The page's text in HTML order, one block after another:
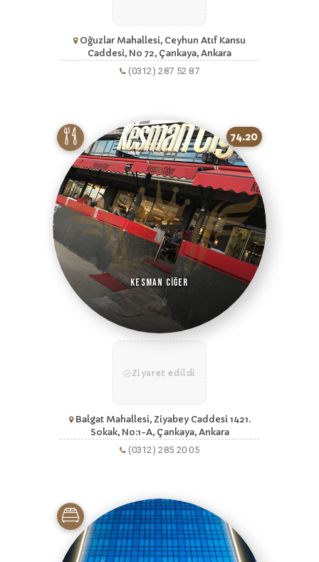
Oğuzlar Mahallesi, Ceyhun Atıf Kansu
Caddesi, No 72, Çankaya, Ankara
(0312) 287 52 87
74.20
Kesman Ciğer
Ziyaret edildi
Balgat Mahallesi, Ziyabey Caddesi 1421.
Sokak, No:1-A, Çankaya, Ankara
(0312) 285 20 05